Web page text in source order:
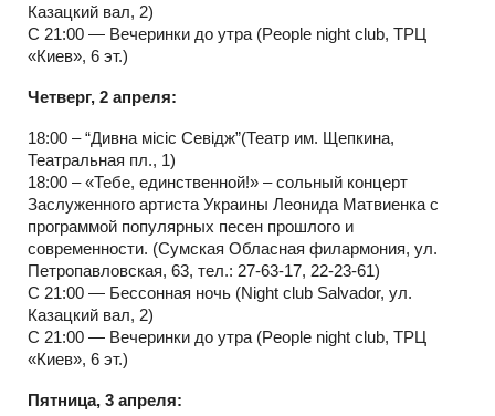
Казацкий вал, 2)
С 21:00 — Вечеринки до утра (People night club, ТРЦ
«Киев», 6 эт.)
Четверг, 2 апреля:
18:00 – “Дивна місіс Севідж”(Театр им. Щепкина,
Театральная пл., 1)
18:00 – «Тебе, единственной!» – сольный концерт
Заслуженного артиста Украины Леонида Матвиенка с
программой популярных песен прошлого и
современности. (Сумская Обласная филармония, ул.
Петропавловская, 63, тел.: 27-63-17, 22-23-61)
С 21:00 — Бессонная ночь (Night club Salvador, ул.
Казацкий вал, 2)
С 21:00 — Вечеринки до утра (People night club, ТРЦ
«Киев», 6 эт.)
Пятница, 3 апреля: